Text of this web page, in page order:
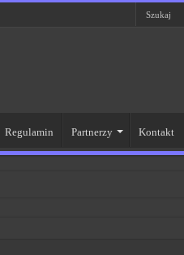
Regulamin Partnerzy Kontakt